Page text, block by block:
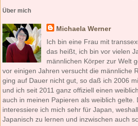
Über mich
Michaela Werner
Ich bin eine Frau mit
das heißt, ich bin vor vielen
männlichen Körper zur Welt
vor einigen Jahren versucht die männliche
ging auf Dauer nicht gut, so daß ich 2006
und ich seit 2011 ganz offiziell einen
auch in meinen Papieren als weiblich gelte.
interessiere ich mich sehr für Japan,
Japanisch zu lernen und inzwischen auch